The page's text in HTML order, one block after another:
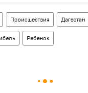
Происшествия Дагестан
Ребенок